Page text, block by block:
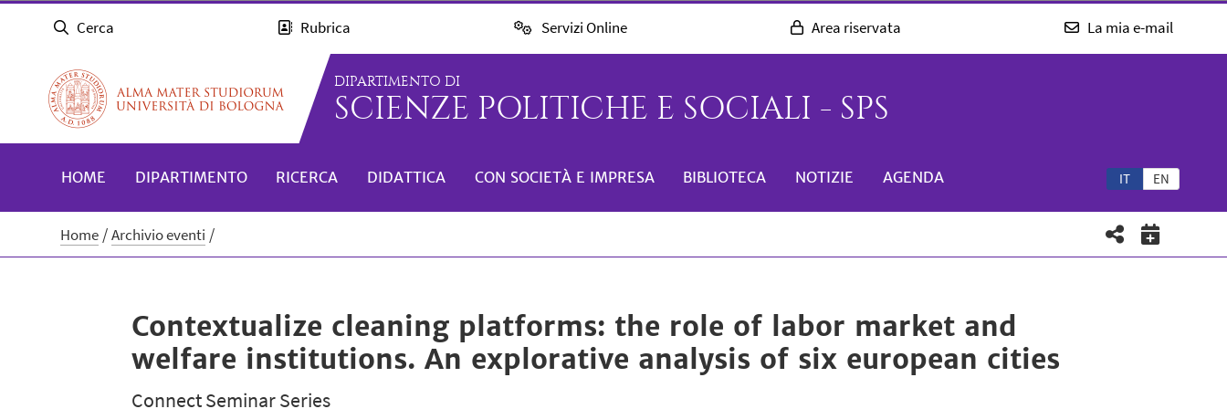
Cerca Rubrica Servizi Online Area riservata La mia e-mail
DIPARTIMENTO DI
SCIENZE POLITICHE E SOCIALI - SPS
IT EN
HOME DIPARTIMENTO RICERCA DIDATTICA CON SOCIETÀ E IMPRESA BIBLIOTECA NOTIZIE AGENDA
Home Archivio eventi
Contextualize cleaning platforms: the role of labor market and
welfare institutions. An explorative analysis of six european cities
Connect Seminar Series